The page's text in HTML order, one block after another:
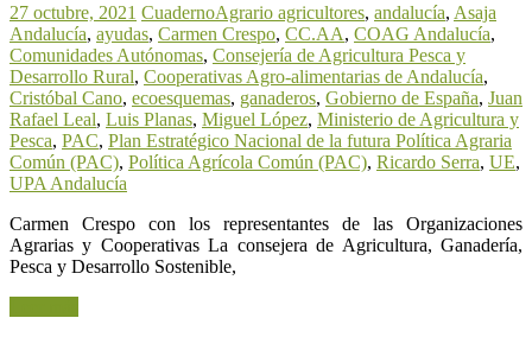
27 octubre, 2021 CuadernoAgrario agricultores, andalucía, Asaja
Andalucía, ayudas, Carmen Crespo, CC.AA, COAG Andalucía,
Comunidades Autónomas, Consejería de Agricultura Pesca y
Desarrollo Rural, Cooperativas Agro-alimentarias de Andalucía,
Cristóbal Cano, ecoesquemas, ganaderos, Gobierno de España, Juan
Rafael Leal, Luis Planas, Miguel López, Ministerio de Agricultura y
Pesca, PAC, Plan Estratégico Nacional de la futura Política Agraria
Común (PAC), Política Agrícola Común (PAC), Ricardo Serra, UE,
UPA Andalucía
Carmen Crespo con los representantes de las Organizaciones
Agrarias y Cooperativas La consejera de Agricultura, Ganadería,
Pesca y Desarrollo Sostenible,